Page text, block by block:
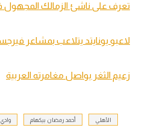
تعرف على ناشئ الزمالك المجهول
لاعبو يونايتد يتلاعب بمشاعر
زعيم الثغر يواصل مغامرته العربية
الأهلي أحمد رمضان بيكهام